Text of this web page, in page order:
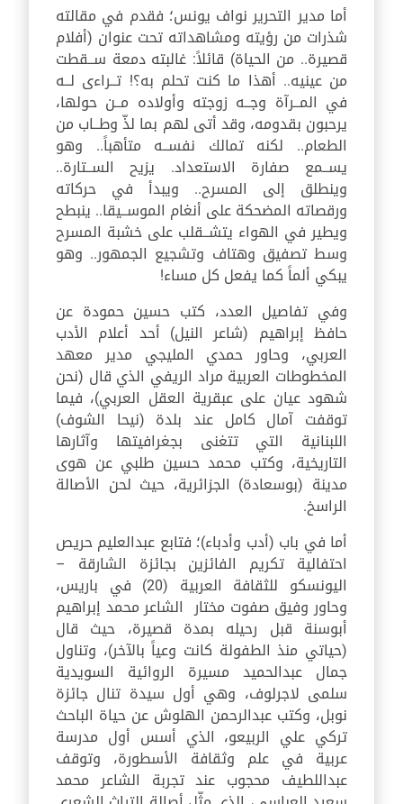
أما مدير التحرير نواف يونس؛ فقدم في مقالته
شذرات من رؤيته ومشاهداته تحت عنوان (أفلام
قصيرة.. من الحياة) قائلاً: غالبته دمعة ســقطت
من عينيه.. أهذا ما كنت تحلم به؟! تــراءى لــه
في المــرآة وجــه زوجته وأولاده مــن حولها،
يرحبون بقدومه، وقد أتى لهم بما لذّ وطــاب من
الطعام.. لكنه تمالك نفســه متأهباً.. وهو
يســمع صفارة الاستعداد. يزيح الســتارة..
وينطلق إلى المسرح.. ويبدأ في حركاته
ورقصاته المضحكة على أنغام الموســيقا.. ينبطح
ويطير في الهواء يتشــقلب على خشبة المسرح
وسط تصفيق وهتاف وتشجيع الجمهور.. وهو
يبكي ألماً كما يفعل كل مساء!
وفي تفاصيل العدد، كتب حسين حمودة عن
حافظ إبراهيم (شاعر النيل) أحد أعلام الأدب
العربي، وحاور حمدي المليجي مدير معهد
المخطوطات العربية مراد الريفي الذي قال (نحن
شهود عيان على عبقرية العقل العربي)، فيما
توقفت آمال كامل عند بلدة (نيحا الشوف)
اللبنانية التي تتغنى بجغرافيتها وآثارها
التاريخية، وكتب محمد حسين طلبي عن هوى
مدينة (بوسعادة) الجزائرية، حيث لحن الأصالة
الراسخ.
أما في باب (أدب وأدباء)؛ فتابع عبدالعليم حريص
احتفالية تكريم الفائزين بجائزة الشارقة –
اليونسكو للثقافة العربية (20) في باريس،
وحاور وفيق صفوت مختار الشاعر محمد إبراهيم
أبوسنة قبل رحيله بمدة قصيرة، حيث قال
(حياتي منذ الطفولة كانت وعياً بالآخر)، وتناول
جمال عبدالحميد مسيرة الروائية السويدية
سلمى لاجرلوف، وهي أول سيدة تنال جائزة
نوبل، وكتب عبدالرحمن الهلوش عن حياة الباحث
تركي علي الربيعو، الذي أسس أول مدرسة
عربية في علم وثقافة الأسطورة، وتوقف
عبداللطيف محجوب عند تجربة الشاعر محمد